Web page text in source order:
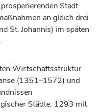
Stadt
an gleich drei
St. Johannis) im späten
Wirtschaftsstruktur
(1351–1572) und
Städte: 1293 mit